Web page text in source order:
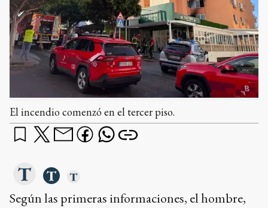
El incendio comenzó en el tercer piso.
Según las primeras informaciones, el hombre,